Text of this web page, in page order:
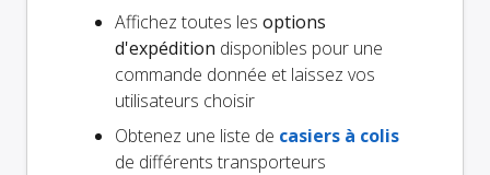
Affichez toutes les options
d'expédition disponibles pour une
commande donnée et laissez vos
utilisateurs choisir
Obtenez une liste de casiers à colis
de différents transporteurs